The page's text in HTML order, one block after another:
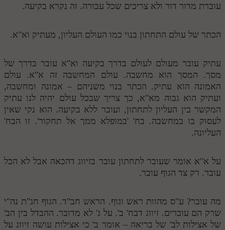
עוברת מדור דור ולא צריכים שכל עבורה. זה נקרא בקיעה.
הכתר של עולם התחתון בנוי כמו העולם העליון, מעתיק וא"א.
עתיק עובר מעולם לעולם בדרך בקיעה וא"א עובר בדרך של
מסך. המסך הוא מחשבה. עולם המחשבה זה א"א. עולם
האמונה הוא עתיק. הכתר בנוי משניהם – אמונה ומחשבה,
ועתיק הוא גבוה מא"א, כך צריך שבכל עולם יהיה לנו עתיק
המקשר בין העליון לתחתון, ועובר ללא בקיעה. הוא נקי שאין
לעסוק בו במחשבה. בח' 'במופלא ממך אל תחקור'. זו הבח'
העליונה.
על א"א אומר שעובר לתחתון עובר בזיווג דהכאה אבל לא הכל
עובר. רק צד הגוף עובר.
מה עובר? ע"ס מהוות ראש וגוף. הראש חב"ד. הגוף חג"ת נה"י
שרק הם עוברים. זיווג דבח' ב'. על ג' לא מדובר. ההבדל בין הב'
של אצילות לב' של בריאה – אומר ב' כי אצילות עושה זיווג על